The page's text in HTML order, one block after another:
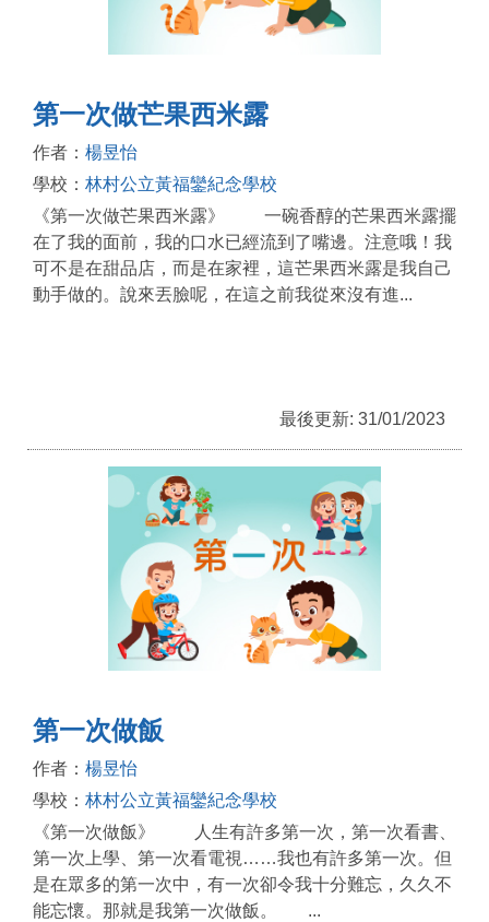
第一次做芒果西米露
作者： 楊昱怡
學校： 林村公立黃福鑾紀念學校
《第一次做芒果西米露》 一碗香醇的芒果西米露擺
在了我的面前，我的口水已經流到了嘴邊。注意哦！我
可不是在甜品店，而是在家裡，這芒果西米露是我自己
動手做的。說來丟臉呢，在這之前我從來沒有進...
最後更新: 31/01/2023
第一次做飯
作者： 楊昱怡
學校： 林村公立黃福鑾紀念學校
《第一次做飯》 人生有許多第一次，第一次看書、
第一次上學、第一次看電視……我也有許多第一次。但
是在眾多的第一次中，有一次卻令我十分難忘，久久不
能忘懷。那就是我第一次做飯。 ...